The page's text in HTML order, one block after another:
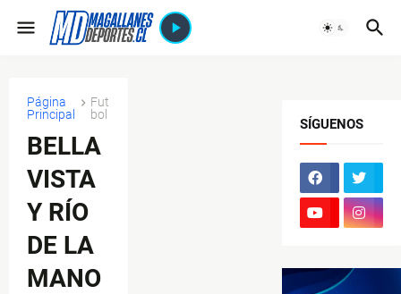
Página
Principal
Fut
bol
BELLA
VISTA
Y RÍO
DE LA
MANO
SÍGUENOS